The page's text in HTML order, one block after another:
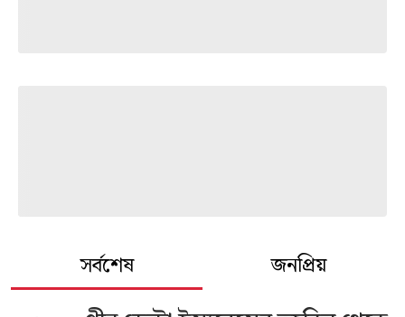
সর্বশেষ জনপ্রিয়